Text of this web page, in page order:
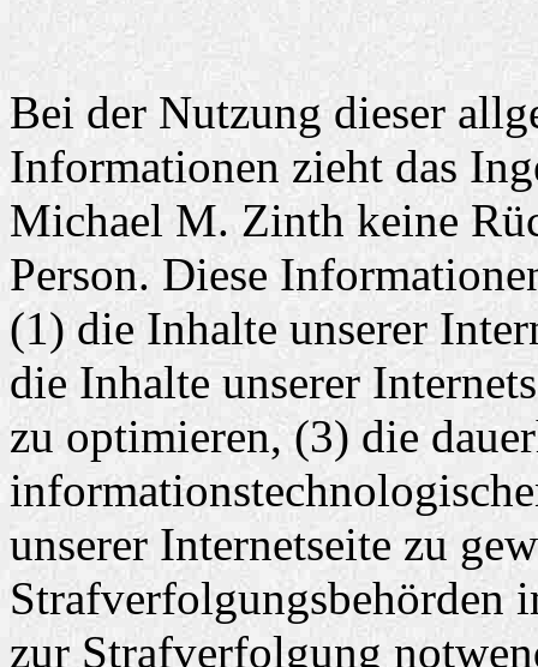
Bei der Nutzung dieser
Informationen zieht das
Michael M. Zinth keine
Person. Diese
(1) die Inhalte unserer
die Inhalte unserer
zu optimieren, (3) die
unserer Internetseite zu
Strafverfolgungsbehörden
zur Strafverfolgung